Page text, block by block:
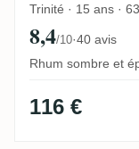
Trinité · 15 ans ·
8,4/10·40 avis
Rhum sombre et
116 €